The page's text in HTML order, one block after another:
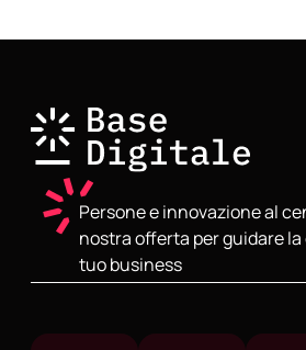
Persone e innovazione al
nostra offerta per guidare
tuo business